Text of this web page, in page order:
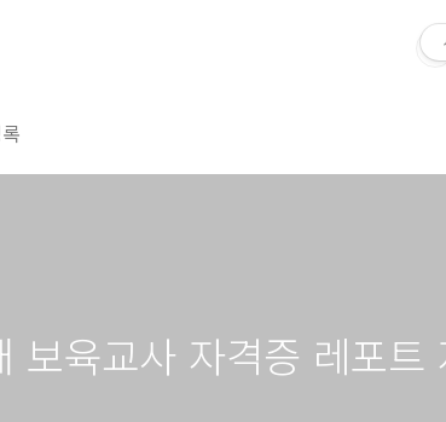
보육교사 자격증 레포트